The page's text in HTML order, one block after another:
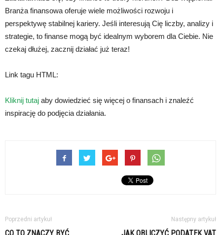
Branża finansowa oferuje wiele możliwości rozwoju i
perspektywę stabilnej kariery. Jeśli interesują Cię liczby, analizy i
strategie, to finanse mogą być idealnym wyborem dla Ciebie. Nie
czekaj dłużej, zacznij działać już teraz!
Link tagu HTML:
Kliknij tutaj aby dowiedzieć się więcej o finansach i znaleźć
inspirację do podjęcia działania.
Poprzedni artykuł Następny artykuł